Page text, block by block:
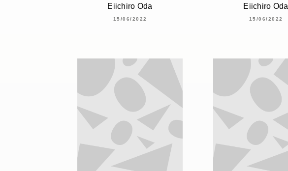
Eiichiro Oda
15/06/2022
Eiichiro Oda
15/06/2022